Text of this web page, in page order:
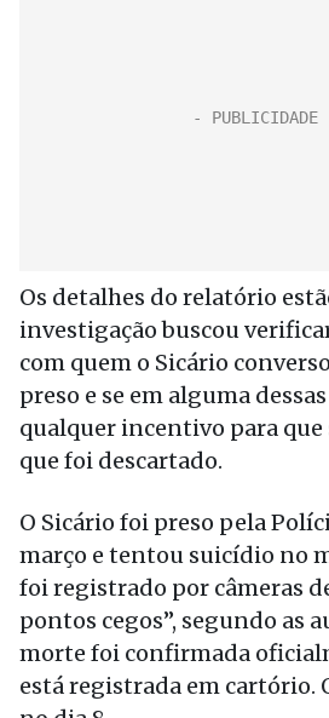
Os detalhes do relatório
investigação buscou
com quem o Sicário
preso e se em alguma
qualquer incentivo para que
que foi descartado.
O Sicário foi preso pela
março e tentou suicídio no
foi registrado por câmeras
pontos cegos”, segundo as
morte foi confirmada
está registrada em cartório.